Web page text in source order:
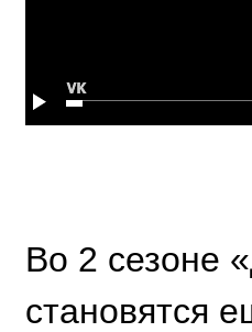
Во 2 сезоне
становятся